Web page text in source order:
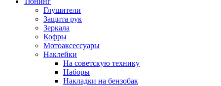
Глушители
Защита рук
Зеркала
Кофры
Мотоаксессуары
Наклейки
На советскую технику
Наборы
Накладки на бензобак